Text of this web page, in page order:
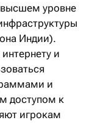
высшем уровне
Индии).
и
и
доступом к
игрокам